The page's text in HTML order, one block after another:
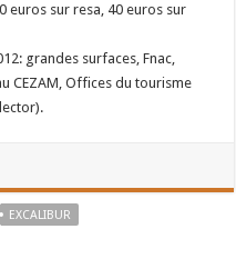
euros sur resa, 40 euros sur
grandes surfaces, Fnac,
CEZAM, Offices du tourisme
EXCALIBUR